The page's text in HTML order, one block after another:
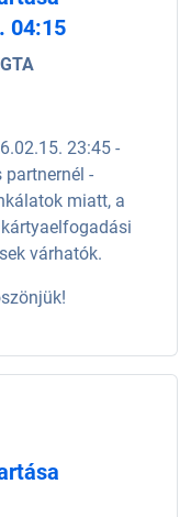
04:15
23:45 -
-
miatt, a
várhatók.